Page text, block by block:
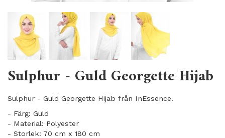
Sulphur - Guld Georgette Hijab
Sulphur - Guld Georgette Hijab från InEssence.
- Färg: Guld
- Material: Polyester
- Storlek: 70 cm x 180 cm